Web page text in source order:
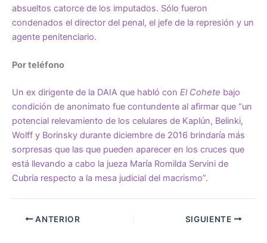
absueltos catorce de los imputados. Sólo fueron
condenados el director del penal, el jefe de la represión y un
agente penitenciario.
Por teléfono
Un ex dirigente de la DAIA que habló con El Cohete bajo
condición de anonimato fue contundente al afirmar que “un
potencial relevamiento de los celulares de Kaplún, Belinki,
Wolff y Borinsky durante diciembre de 2016 brindaría más
sorpresas que las que pueden aparecer en los cruces que
está llevando a cabo la jueza María Romilda Servini de
Cubría respecto a la mesa judicial del macrismo”.
ANTERIOR SIGUIENTE